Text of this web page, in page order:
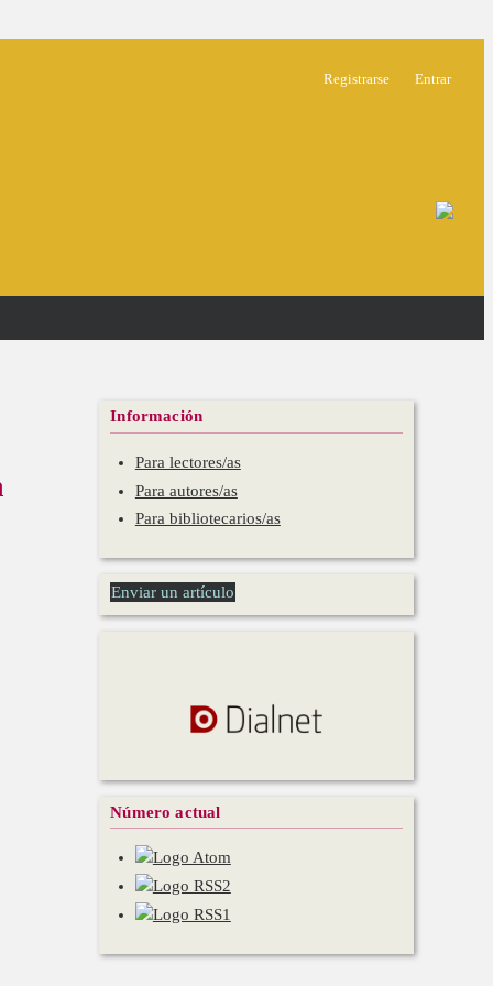
Registrarse Entrar
Información
Para lectores/as
Para autores/as
Para bibliotecarios/as
Enviar un artículo
Número actual